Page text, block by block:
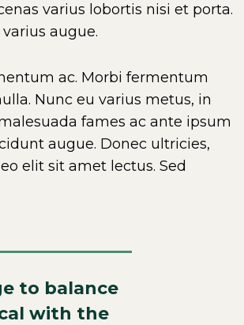
varius lobortis nisi et porta.
augue.
ac. Morbi fermentum
Nunc eu varius metus, in
fames ac ante ipsum
augue. Donec ultricies,
elit sit amet lectus. Sed
to balance
with the